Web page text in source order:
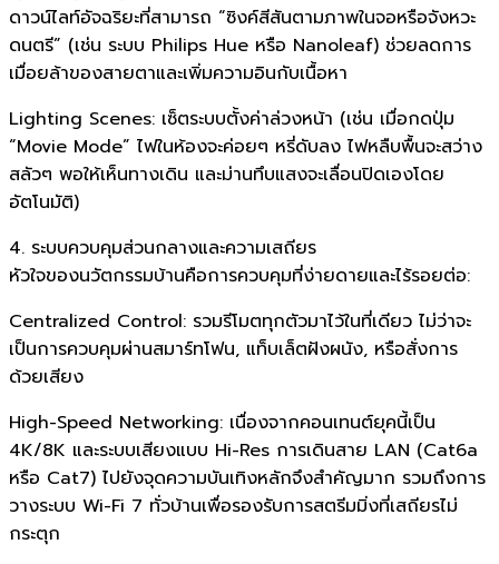
ดาวน์ไลท์อัจฉริยะที่สามารถ “ซิงค์สีสันตามภาพในจอหรือจังหวะ
ดนตรี” (เช่น ระบบ Philips Hue หรือ Nanoleaf) ช่วยลดการ
เมื่อยล้าของสายตาและเพิ่มความอินกับเนื้อหา
Lighting Scenes: เซ็ตระบบตั้งค่าล่วงหน้า (เช่น เมื่อกดปุ่ม
“Movie Mode” ไฟในห้องจะค่อยๆ หรี่ดับลง ไฟหลืบพื้นจะสว่าง
สลัวๆ พอให้เห็นทางเดิน และม่านทึบแสงจะเลื่อนปิดเองโดย
อัตโนมัติ)
4. ระบบควบคุมส่วนกลางและความเสถียร
หัวใจของนวัตกรรมบ้านคือการควบคุมที่ง่ายดายและไร้รอยต่อ:
Centralized Control: รวมรีโมตทุกตัวมาไว้ในที่เดียว ไม่ว่าจะ
เป็นการควบคุมผ่านสมาร์ทโฟน, แท็บเล็ตฝังผนัง, หรือสั่งการ
ด้วยเสียง
High-Speed Networking: เนื่องจากคอนเทนต์ยุคนี้เป็น
4K/8K และระบบเสียงแบบ Hi-Res การเดินสาย LAN (Cat6a
หรือ Cat7) ไปยังจุดความบันเทิงหลักจึงสำคัญมาก รวมถึงการ
วางระบบ Wi-Fi 7 ทั่วบ้านเพื่อรองรับการสตรีมมิ่งที่เสถียรไม่
กระตุก